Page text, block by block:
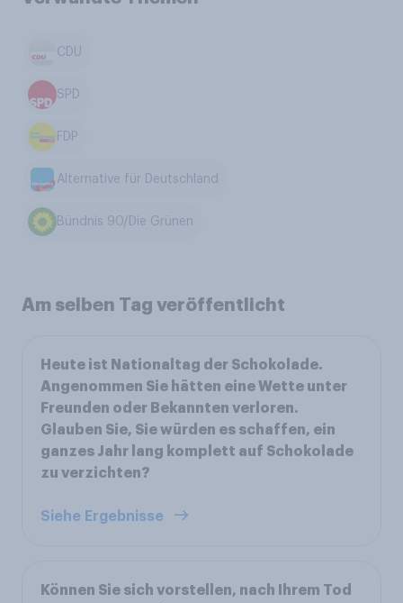
CDU
SPD
FDP
Alternative für Deutschland
Bündnis 90/Die Grünen
Am selben Tag veröffentlicht
Heute ist Nationaltag der Schokolade.
Angenommen Sie hätten eine Wette unter
Freunden oder Bekannten verloren.
Glauben Sie, Sie würden es schaffen, ein
ganzes Jahr lang komplett auf Schokolade
zu verzichten?
Siehe Ergebnisse
Können Sie sich vorstellen, nach Ihrem Tod